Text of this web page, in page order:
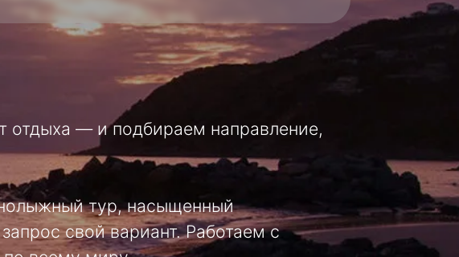
и подбираем направление,
тур, насыщенный
вариант. Работаем с
миру